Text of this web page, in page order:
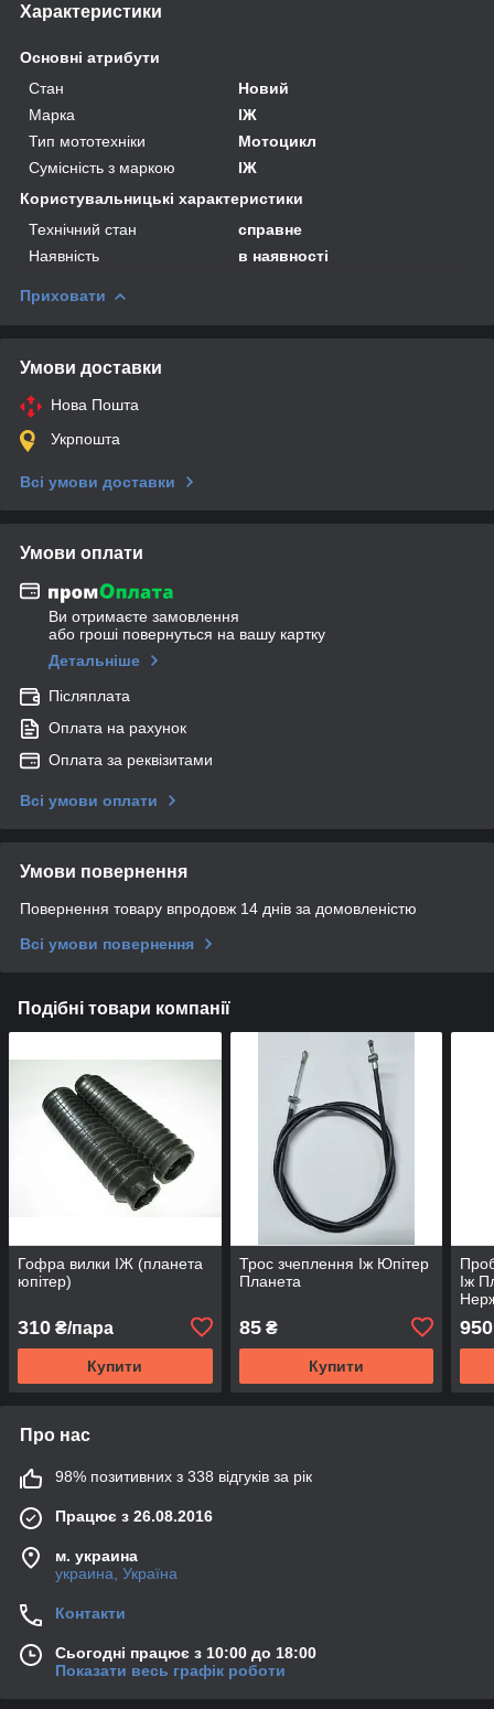
Характеристики
Основні атрибути
Стан
Новий
Марка
ІЖ
Тип мототехніки
Мотоцикл
Сумісність з маркою
ІЖ
Користувальницькі характеристики
Технічний стан
справне
Наявність
в наявності
Приховати
Умови доставки
Нова Пошта
Укрпошта
Всі умови доставки
Умови оплати
Ви отримаєте замовлення
або гроші повернуться на вашу картку
Детальніше
Післяплата
Оплата на рахунок
Оплата за реквізитами
Всі умови оплати
Умови повернення
Повернення товару впродовж 14 днів за домовленістю
Всі умови повернення
Подібні товари компанії
Гофра вилки ІЖ (планета
юпітер)
310 ₴/пара
Купити
Трос зчеплення Іж Юпітер
Планета
85₴
Купити
Іж
950
Про нас
98% позитивних з 338 відгуків за рік
Працює з 26.08.2016
м. украина
украина, Україна
Контакти
Сьогодні працює з 10:00 до 18:00
Показати весь графік роботи